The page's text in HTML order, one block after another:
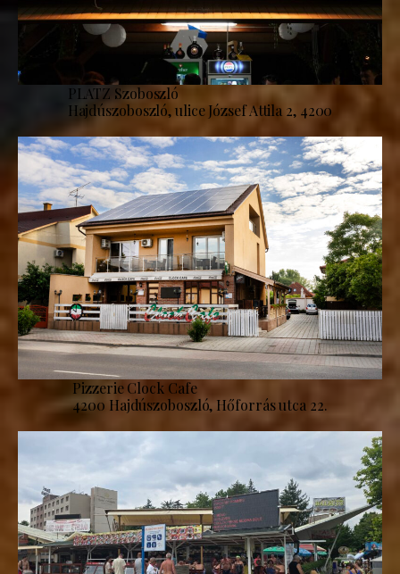
PLATZ Szoboszló
Hajdúszoboszló, ulice József Attila 2, 4200
Pizzerie Clock Cafe
4200 Hajdúszoboszló, Hőforrás utca 22.